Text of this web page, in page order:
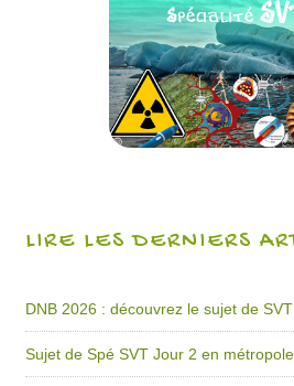
LIRE LES DERNIERS
DNB 2026 : découvrez le sujet de SVT
Sujet de Spé SVT Jour 2 en métropole